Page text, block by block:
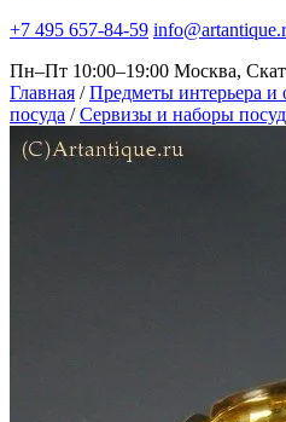
+7 495 657-84-59
Пн–Пт 10:00–19:00 Москва,
Главная / Предметы интерьера и
посуда / Сервизы и наборы